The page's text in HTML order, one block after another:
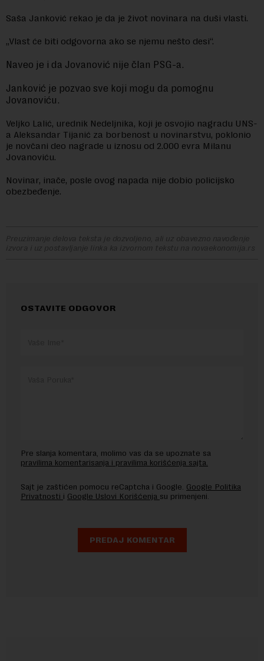
Saša Janković rekao je da je život novinara na duši vlasti.
„Vlast će biti odgovorna ako se njemu nešto desi“.
Naveo je i da Jovanović nije član PSG-a.
Janković je pozvao sve koji mogu da pomognu
Jovanoviću.
Veljko Lalić, urednik Nedeljnika, koji je osvojio nagradu UNS-
a Aleksandar Tijanić za borbenost u novinarstvu, poklonio
je novčani deo nagrade u iznosu od 2.000 evra Milanu
Jovanoviću.
Novinar, inače, posle ovog napada nije dobio policijsko
obezbeđenje.
Preuzimanje delova teksta je dozvoljeno, ali uz obavezno navođenje
izvora i uz postavljanje linka ka izvornom tekstu na novaekonomija.rs
OSTAVITE ODGOVOR
Pre slanja komentara, molimo vas da se upoznate sa
pravilima komentarisanja i pravilima korišćenja sajta.
Sajt je zaštićen pomocu reCaptcha i Google. Google Politika
Privatnosti i Google Uslovi Korišćenja su primenjeni.